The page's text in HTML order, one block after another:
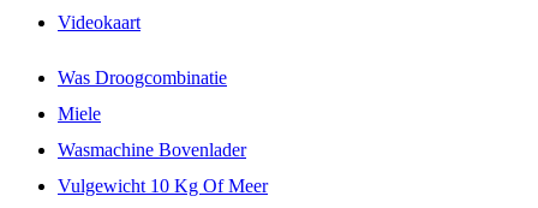
Videokaart
Was Droogcombinatie
Miele
Wasmachine Bovenlader
Vulgewicht 10 Kg Of Meer